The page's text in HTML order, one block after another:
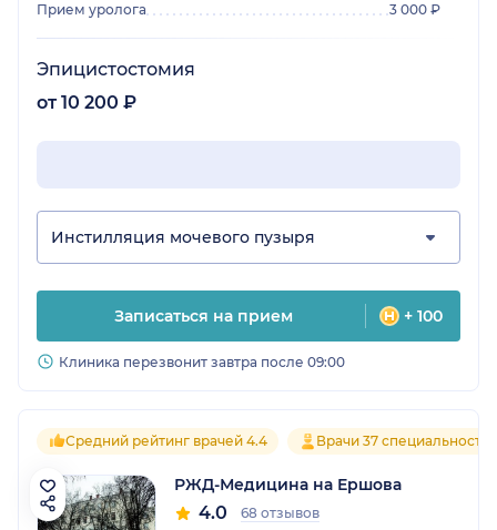
Прием уролога
3 000 ₽
Эпицистостомия
от 10 200 ₽
Инстилляция мочевого пузыря
Записаться на прием + 100
Клиника перезвонит завтра после 09:00
Средний рейтинг врачей 4.4 Врачи 37
РЖД-Медицина на Ершова
4.0 68 отзывов